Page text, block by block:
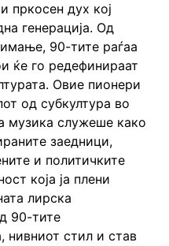
пркосен дух кој
генерација. Од
90-тите раѓаа
ќе го редефинираат
Овие пионери
од субкултура во
музика служеше како
заедници,
и политичките
која ја плени
лирска
90-тите
нивниот стил и став